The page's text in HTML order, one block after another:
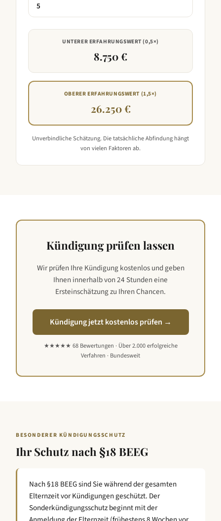
UNTERER ERFAHRUNGSWERT (0,5×)
8.750 €
OBERER ERFAHRUNGSWERT (1,5×)
26.250 €
Unverbindliche Schätzung. Die tatsächliche Abfindung hängt
von vielen Faktoren ab.
Kündigung prüfen lassen
Wir prüfen Ihre Kündigung kostenlos und geben
Ihnen innerhalb von 24 Stunden eine
Ersteinschätzung zu Ihren Chancen.
Kündigung jetzt kostenlos prüfen →
★★★★★ 68 Bewertungen · Über 2.000 erfolgreiche
Verfahren · Bundesweit
BESONDERER KÜNDIGUNGSSCHUTZ
Ihr Schutz nach§18 BEEG
Nach §18 BEEG sind Sie während der gesamten
Elternzeit vor Kündigungen geschützt. Der
Sonderkündigungsschutz beginnt mit der